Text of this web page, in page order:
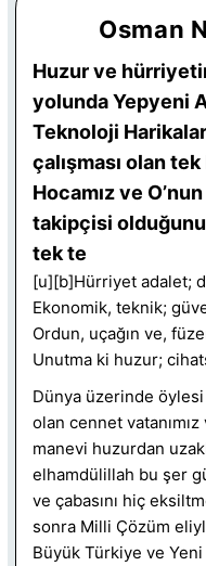
Osman
Huzur ve
yolunda Yepyeni
Teknoloji
çalışması olan
Hocamız ve
takipçisi
tek te
[u][b]Hürriyet adalet;
Ekonomik, teknik;
Ordun, uçağın ve,
Unutma ki huzur;
Dünya üzerinde
olan cennet
manevi huzurdan
elhamdülillah bu şer
ve çabasını hiç
sonra Milli Çözüm
Büyük Türkiye ve